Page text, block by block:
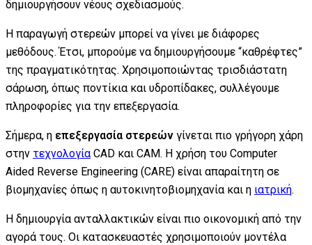
δημιουργήσουν νέους σχεδιασμούς.
Η παραγωγή στερεών μπορεί να γίνει με διάφορες
μεθόδους. Έτσι, μπορούμε να δημιουργήσουμε “καθρέφτες”
της πραγματικότητας. Χρησιμοποιώντας τρισδιάστατη
σάρωση, όπως ποντίκια και υδροπίδακες, συλλέγουμε
πληροφορίες για την επεξεργασία.
Σήμερα, η επεξεργασία στερεών γίνεται πιο γρήγορη χάρη
στην τεχνολογίαCAD και CAM. Η χρήση του Computer
Aided Reverse Engineering (CARE) είναι απαραίτητη σε
βιομηχανίες όπως η αυτοκινητοβιομηχανία και η ιατρική.
Η δημιουργία ανταλλακτικών είναι πιο οικονομική από την
αγορά τους. Οι κατασκευαστές χρησιμοποιούν μοντέλα